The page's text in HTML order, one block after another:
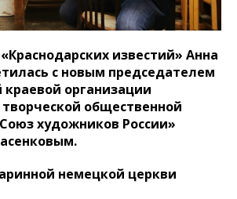
известий» Анна
с новым председателем
краевой организации
творческой общественной
художников России»
немецкой церкви